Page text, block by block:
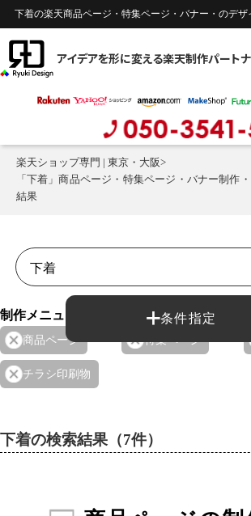
下着の楽天商品ページ・特集ページ・バナー・のデザ
アイデアを形に変える楽天制作パート
楽天ショップ専門 | 東京・大阪>
「下着」商品ページ・特集ページ・バナー制作
結果
条件指定
制作メニュー：
商品ページ 特集ページ
チラシ印刷物
下着の検索結果（7件）